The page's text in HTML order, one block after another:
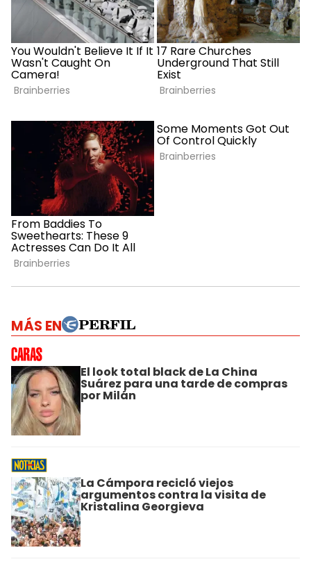
MÁS EN
El look total black de La China
Suárez para una tarde de compras
por Milán
La Cámpora recicló viejos
argumentos contra la visita de
Kristalina Georgieva